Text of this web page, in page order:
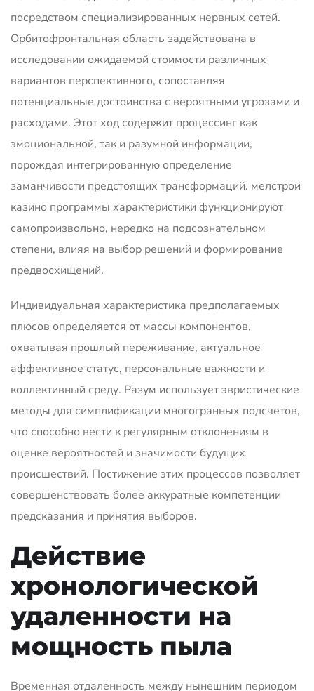
посредством специализированных нервных сетей.
Орбитофронтальная область задействована в
исследовании ожидаемой стоимости различных
вариантов перспективного, сопоставляя
потенциальные достоинства с вероятными угрозами и
расходами. Этот ход содержит процессинг как
эмоциональной, так и разумной информации,
порождая интегрированную определение
заманчивости предстоящих трансформаций. мелстрой
казино программы характеристики функционируют
самопроизвольно, нередко на подсознательном
степени, влияя на выбор решений и формирование
предвосхищений.
Индивидуальная характеристика предполагаемых
плюсов определяется от массы компонентов,
охватывая прошлый переживание, актуальное
аффективное статус, персональные важности и
коллективный среду. Разум использует эвристические
методы для симплификации многогранных подсчетов,
что способно вести к регулярным отклонениям в
оценке вероятностей и значимости будущих
происшествий. Постижение этих процессов позволяет
совершенствовать более аккуратные компетенции
предсказания и принятия выборов.
Действие
хронологической
удаленности на
мощность пыла
Временная отдаленность между нынешним периодом